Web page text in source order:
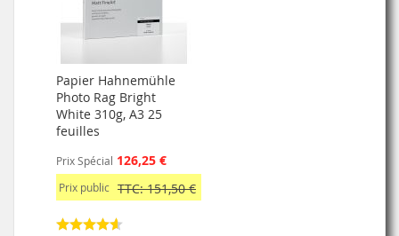
Papier Hahnemühle
Photo Rag Bright
White 310g, A3 25
feuilles
Prix Spécial 126,25 €
Prix public TTC: 151,50 €